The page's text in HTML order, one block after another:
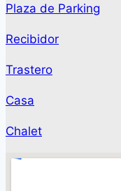
Plaza de Parking
Recibidor
Trastero
Casa
Chalet